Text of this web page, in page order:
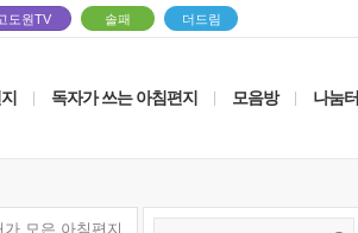
도원TV 솔패 더드림
독자가 쓰는 아침편지 모음방 나눔터
가 모은 아침편지